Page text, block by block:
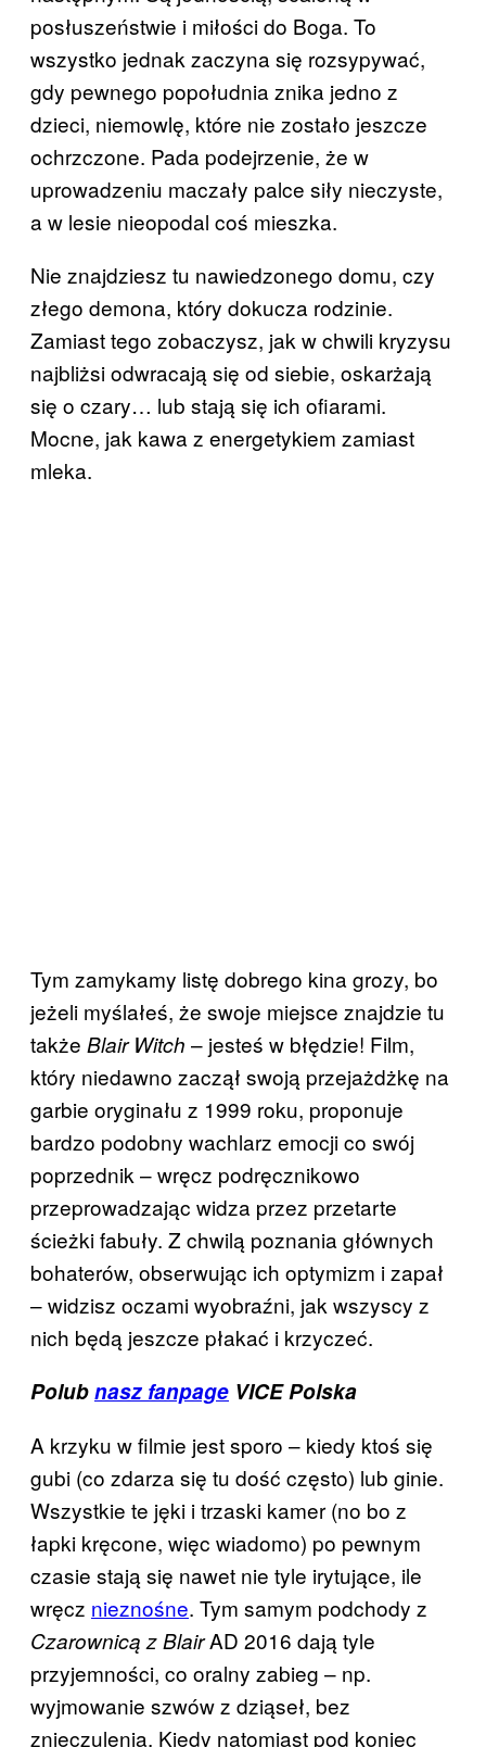
posłuszeństwie i miłości do Boga. To
wszystko jednak zaczyna się rozsypywać,
gdy pewnego popołudnia znika jedno z
dzieci, niemowlę, które nie zostało jeszcze
ochrzczone. Pada podejrzenie, że w
uprowadzeniu maczały palce siły nieczyste,
a w lesie nieopodal coś mieszka.
Nie znajdziesz tu nawiedzonego domu, czy
złego demona, który dokucza rodzinie.
Zamiast tego zobaczysz, jak w chwili kryzysu
najbliżsi odwracają się od siebie, oskarżają
się o czary… lub stają się ich ofiarami.
Mocne, jak kawa z energetykiem zamiast
mleka.
Tym zamykamy listę dobrego kina grozy, bo
jeżeli myślałeś, że swoje miejsce znajdzie tu
także Blair Witch – jesteś w błędzie! Film,
który niedawno zaczął swoją przejażdżkę na
garbie oryginału z 1999 roku, proponuje
bardzo podobny wachlarz emocji co swój
poprzednik – wręcz podręcznikowo
przeprowadzając widza przez przetarte
ścieżki fabuły. Z chwilą poznania głównych
bohaterów, obserwując ich optymizm i zapał
– widzisz oczami wyobraźni, jak wszyscy z
nich będą jeszcze płakać i krzyczeć.
Polubnasz fanpage VICE Polska
A krzyku w filmie jest sporo – kiedy ktoś się
gubi (co zdarza się tu dość często) lub ginie.
Wszystkie te jęki i trzaski kamer (no bo z
łapki kręcone, więc wiadomo) po pewnym
czasie stają się nawet nie tyle irytujące, ile
wręcz nieznośne. Tym samym podchody z
Czarownicą z BlairAD 2016 dają tyle
przyjemności, co oralny zabieg – np.
wyjmowanie szwów z dziąseł, bez
znieczulenia. Kiedy natomiast pod koniec